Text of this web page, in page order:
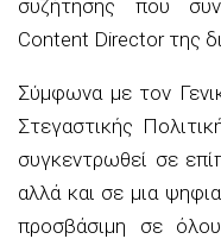
συζήτησης που
Content Director της
Σύμφωνα με τον
Στεγαστικής
συγκεντρωθεί σε
αλλά και σε μια
προσβάσιμη σε